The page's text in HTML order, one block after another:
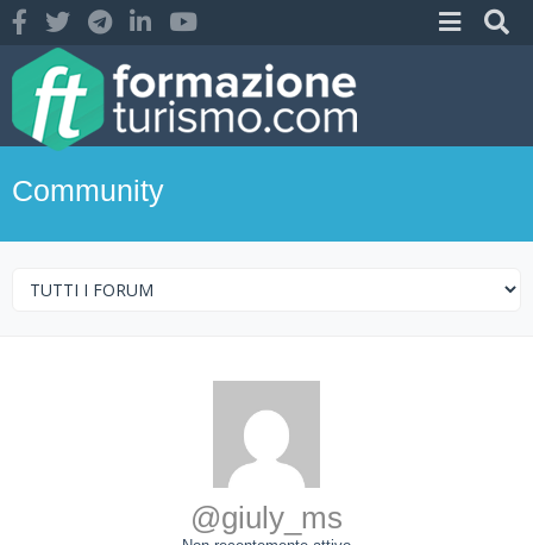
Community
@giuly_ms